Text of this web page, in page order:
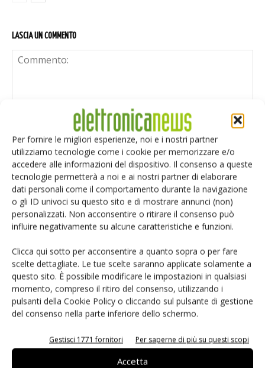
Per fornire le migliori esperienze, noi e i nostri partner
utilizziamo tecnologie come i cookie per memorizzare e/o
accedere alle informazioni del dispositivo. Il consenso a queste
tecnologie permetterà a noi e ai nostri partner di elaborare
dati personali come il comportamento durante la navigazione
o gli ID univoci su questo sito e di mostrare annunci (non)
personalizzati. Non acconsentire o ritirare il consenso può
influire negativamente su alcune caratteristiche e funzioni.
Clicca qui sotto per acconsentire a quanto sopra o per fare
scelte dettagliate. Le tue scelte saranno applicate solamente a
questo sito. È possibile modificare le impostazioni in qualsiasi
momento, compreso il ritiro del consenso, utilizzando i
pulsanti della Cookie Policy o cliccando sul pulsante di gestione
del consenso nella parte inferiore dello schermo.
Gestisci 1771 fornitori Per saperne di più su questi scopi
Accetta
LASCIA UN COMMENTO
Salva il mio nome, email e sito web in questo browser per i
prossimi commenti.